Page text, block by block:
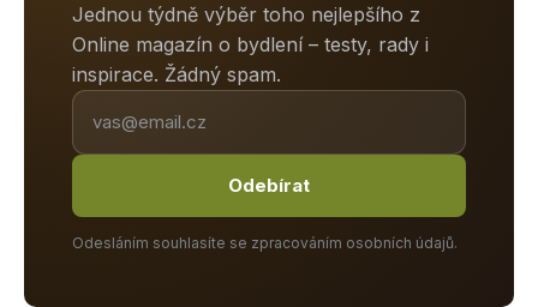
Jednou týdně výběr toho nejlepšího z
Online magazín o bydlení – testy, rady i
inspirace. Žádný spam.
Odebírat
Odesláním souhlasíte se zpracováním osobních údajů.